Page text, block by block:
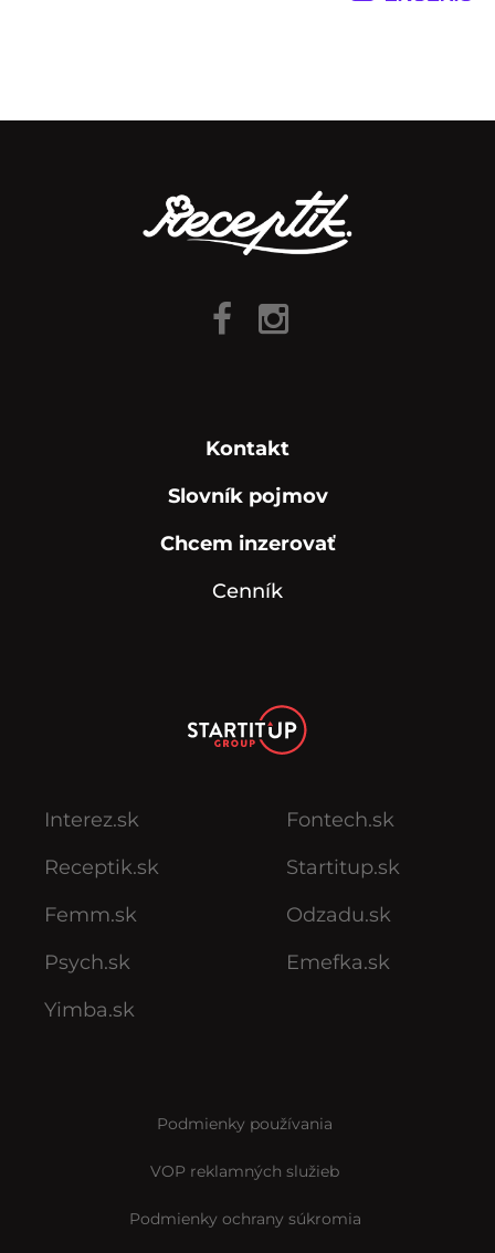
Kontakt
Slovník pojmov
Chcem inzerovať
Cenník
Interez.sk
Receptik.sk
Femm.sk
Psych.sk
Yimba.sk
Fontech.sk
Startitup.sk
Odzadu.sk
Emefka.sk
Podmienky používania
VOP reklamných služieb
Podmienky ochrany súkromia